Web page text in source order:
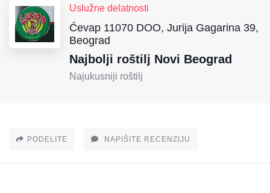
Uslužne delatnosti
Ćevap 11070 DOO, Jurija Gagarina 39,
Beograd
Najbolji roštilj Novi Beograd
Najukusniji roštilj
PODELITE NAPIŠITE RECENZIJU